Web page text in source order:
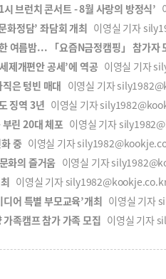
브런치 콘서트 - 8월 사랑의 방정식’
화정담’ 좌담회 개최 이영실 기자
여름밤... 「요즘N금정캠핑」 참가자
제개편안 공세’에 역공이영실 기자
은 텅빈 매대 이영실 기자
징역 3년 이영실 기자
린 20대 체포이영실 기자
중이영실 기자
화의 즐거움 이영실 기자
이영실 기자
어 특별 부모교육’개최 이영실 기자
족캠프 참가 가족 모집 이영실 기자